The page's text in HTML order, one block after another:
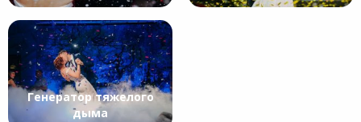
Генератор тяжелого
дыма